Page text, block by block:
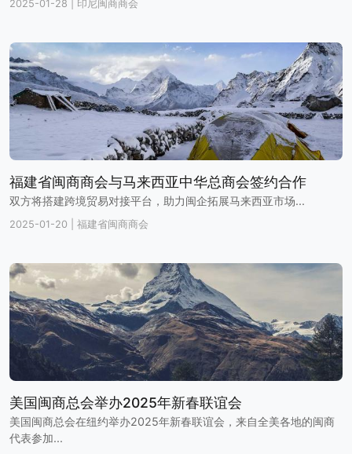
2025-01-28 印尼闽商商会
福建省闽商商会与马来西亚中华总商会签约合作
双方将搭建跨境贸易对接平台，助力闽企拓展马来西亚市场...
2025-01-20 福建省闽商商会
美国闽商总会举办2025年新春联谊会
美国闽商总会在纽约举办2025年新春联谊会，来自全美各地的闽商
代表参加...